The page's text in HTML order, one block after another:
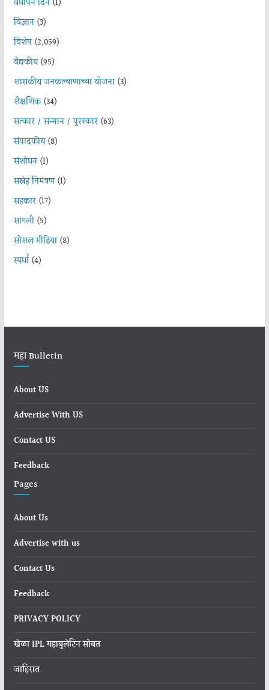
वर्धापन दिन(1)
विज्ञान(3)
विशेष(2,059)
वैद्यकीय(95)
शासकीय जनकल्याणाच्या योजना(3)
शैक्षणिक(34)
सत्कार / सन्मान / पुरस्कार(63)
संपादकीय(8)
संशोधन(1)
सस्नेह निमंत्रण(1)
सहकार(17)
सांगली(5)
सोशल मीडिया(8)
स्पर्धा(4)
महा Bulletin
About US
Advertise With US
Contact US
Feedback
Pages
About Us
Advertise with us
Contact Us
Feedback
PRIVACY POLICY
खेळा IPL महाबुलेटिन सोबत
जाहिरात